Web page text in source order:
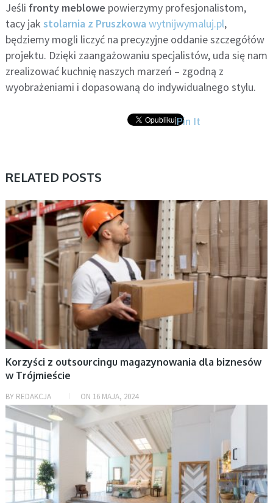
Jeśli fronty meblowe powierzymy profesjonalistom,
tacy jak stolarnia z Pruszkowa wytnijwymaluj.pl,
będziemy mogli liczyć na precyzyjne oddanie szczegółów
projektu. Dzięki zaangażowaniu specjalistów, uda się nam
zrealizować kuchnię naszych marzeń – zgodną z
wyobrażeniami i dopasowaną do indywidualnego stylu.
Pin It
RELATED POSTS
AKTUALNOŚCI, BIZNES
Korzyści z outsourcingu magazynowania dla biznesów
w Trójmieście
BY REDAKCJA ON 16 MAJA, 2024
AKTUALNOŚCI, DOM